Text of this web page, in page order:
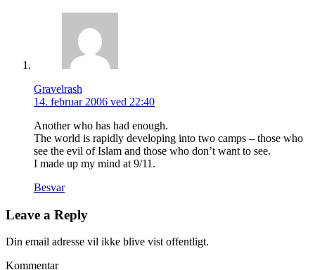
Gravelrash
14. februar 2006 ved 22:40
Another who has had enough.
The world is rapidly developing into two camps – those who
see the evil of Islam and those who don’t want to see.
I made up my mind at 9/11.
Besvar
Leave a Reply
Din email adresse vil ikke blive vist offentligt.
Kommentar